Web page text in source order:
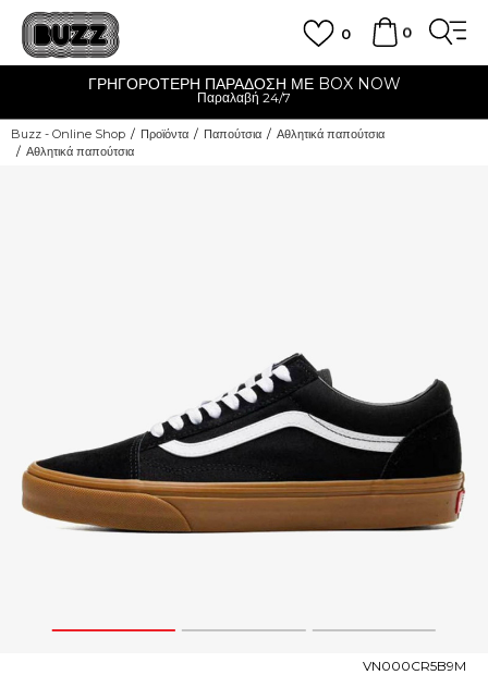
0
0
ΓΡΗΓΟΡΟΤΕΡΗ ΠΑΡΑΔΟΣΗ ΜΕ BOX NOW
Παραλαβή 24/7
Buzz - Online Shop Προϊόντα Παπούτσια
Αθλητικά παπούτσια
Αθλητικά παπούτσια
1 2 3
VN000CR5B9M